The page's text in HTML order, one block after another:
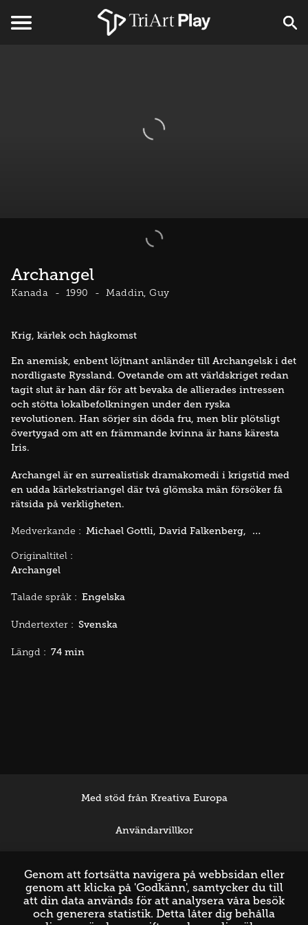
Archangel
Kanada 1990 Maddin, Guy
Krig, kärlek och hågkomst
En anemisk, enbent löjtnant anländer till Archangelsk i det
nordligaste Ryssland. Ovetande om att världskriget redan
tagit slut är han där för att bevaka de allierades intressen
och stötta lokalbefolkningen under den ryska
revolutionen. Han sörjer sin döda fru, men blir plötsligt
övertygad om att en främmande kvinna är hans käresta
Iris.
Archangel är en surrealistisk dramakomedi i krigstid med
en udda kärlekstriangel där två glömska män försöker få
rätsida på verkligheten.
Medverkande : Michael Gottli David Falkenberg Michael
Originaltitel :
Archangel
Talade språk : Engelska
Undertexter : Svenska
Längd : 74 min
Med stöd från Kreativa Europa
Användarvillkor
Genom att fortsätta navigera på webbsidan eller
genom att klicka på 'Godkänn', samtycker du till
att din data används för att analysera våra besök
och generera statistik. Detta låter dig behålla